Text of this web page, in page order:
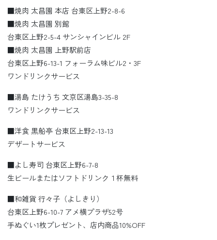
■焼肉 太昌園 本店 台東区上野2-8-6
■焼肉 太昌園 別館
台東区上野2-5-4 サンシャインビル 2F
■焼肉 太昌園 上野駅前店
台東区上野6-13-1 フォーラム味ビル2・3F
ワンドリンクサービス
■湯島 たけうち 文京区湯島3-35-8
ワンドリンクサービス
■洋食 黒船亭 台東区上野2-13-13
デザートサービス
■よし寿司 台東区上野6-7-8
生ビールまたはソフトドリンク１杯無料
■和雑貨 行々子（よしきり）
台東区上野6-10-7 アメ横プラザ52号
手ぬぐい1枚プレゼント、店内商品10%OFF